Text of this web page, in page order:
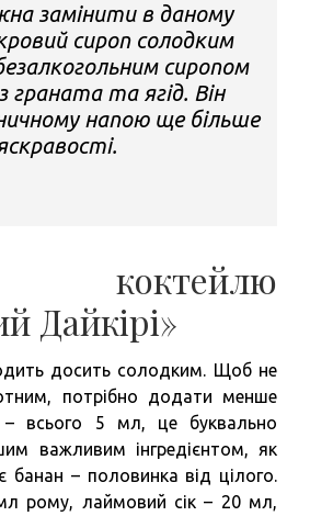
замінити в даному
сироп солодким
сиропом
граната та ягід. Він
напою ще більше
коктейлю
Дайкірі»
досить солодким. Щоб не
потрібно додати менше
– всього 5 мл, це буквально
важливим інгредієнтом, як
банан – половинка від цілого.
рому, лаймовий сік – 20 мл,